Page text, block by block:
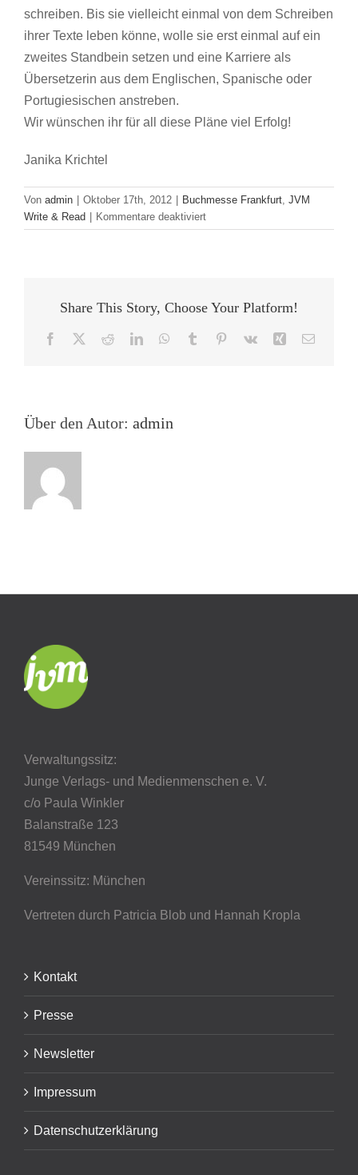
schreiben. Bis sie vielleicht einmal von dem Schreiben
ihrer Texte leben könne, wolle sie erst einmal auf ein
zweites Standbein setzen und eine Karriere als
Übersetzerin aus dem Englischen, Spanische oder
Portugiesischen anstreben.
Wir wünschen ihr für all diese Pläne viel Erfolg!
Janika Krichtel
Von admin | Oktober 17th, 2012 | Buchmesse Frankfurt JVM
Write & Read | Kommentare deaktiviertfür
Starthilfe
Share This Story, Choose Your Platform!
Facebook RedditLinkedInWhatsApp
Tumblr Pinterest
Vk Xing E-
Über den Autor: admin
Verwaltungssitz:
Junge Verlags- und Medienmenschen e. V.
c/o Paula Winkler
Balanstraße 123
81549 München
Vereinssitz: München
Vertreten durch Patricia Blob und Hannah Kropla
Kontakt
Presse
Newsletter
Impressum
Datenschutzerklärung